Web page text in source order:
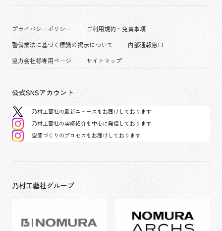
コンベンション & イベント
パブリック
働く環境
プライバシーポリシー
ご利用規約・免責事項
警備業法に基づく標識の掲示について
内部通報窓口
協力会社様専用ページ
サイトマップ
公式SNSアカウント
乃村工藝社の最新ニュースをお届けしております
乃村工藝社の実績紹介を中心に発信しております
空間づくりのプロセスをお届けしております
乃村工藝社グループ